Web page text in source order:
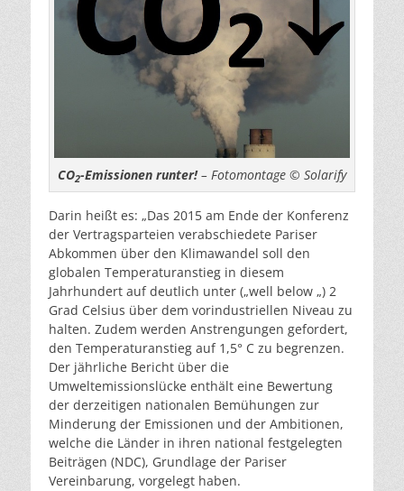
CO2-Emissionen runter!– Fotomontage © Solarify
Darin heißt es: „Das 2015 am Ende der Konferenz
der Vertragsparteien verabschiedete Pariser
Abkommen über den Klimawandel soll den
globalen Temperaturanstieg in diesem
Jahrhundert auf deutlich unter („well below „) 2
Grad Celsius über dem vorindustriellen Niveau zu
halten. Zudem werden Anstrengungen gefordert,
den Temperaturanstieg auf 1,5° C zu begrenzen.
Der jährliche Bericht über die
Umweltemissionslücke enthält eine Bewertung
der derzeitigen nationalen Bemühungen zur
Minderung der Emissionen und der Ambitionen,
welche die Länder in ihren national festgelegten
Beiträgen (NDC), Grundlage der Pariser
Vereinbarung, vorgelegt haben.